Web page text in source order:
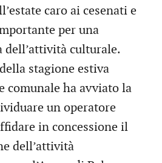
caro ai cesenati e
per una
dell’attività culturale.
stagione estiva
comunale ha avviato la
un operatore
in concessione il
dell’attività